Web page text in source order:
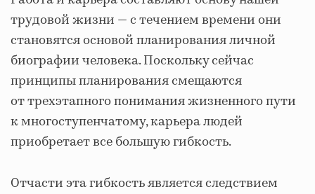
трудовой жизни — с течением времени они
становятся основой планирования личной
биографии человека. Поскольку сейчас
принципы планирования смещаются
от трехэтапного понимания жизненного пути
к многоступенчатому, карьера людей
приобретает все большую гибкость.
Отчасти эта гибкость является следствием